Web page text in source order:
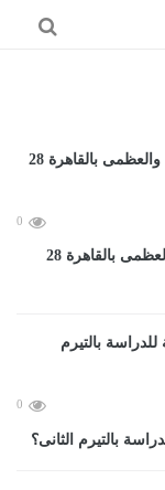
0
الطقس غدا.. مائل للحرارة نهارا وشبورة صباحا والعظمى بالقاهرة 28
0
بالتيرم الثانى؟